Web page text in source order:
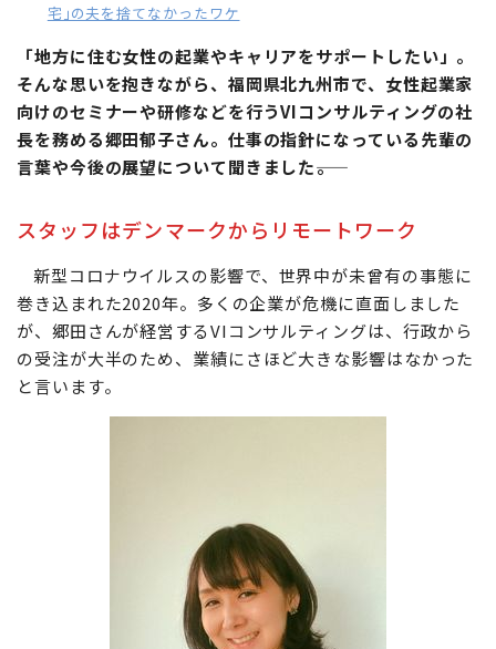
宅｣の夫を捨てなかったワケ
「地方に住む女性の起業やキャリアをサポートしたい」。
そんな思いを抱きながら、福岡県北九州市で、女性起業家
向けのセミナーや研修などを行うVIコンサルティングの社
長を務める郷田郁子さん。仕事の指針になっている先輩の
言葉や今後の展望について聞きました――。
スタッフはデンマークからリモートワーク
新型コロナウイルスの影響で、世界中が未曾有の事態に
巻き込まれた2020年。多くの企業が危機に直面しました
が、郷田さんが経営するVIコンサルティングは、行政から
の受注が大半のため、業績にさほど大きな影響はなかった
と言います。